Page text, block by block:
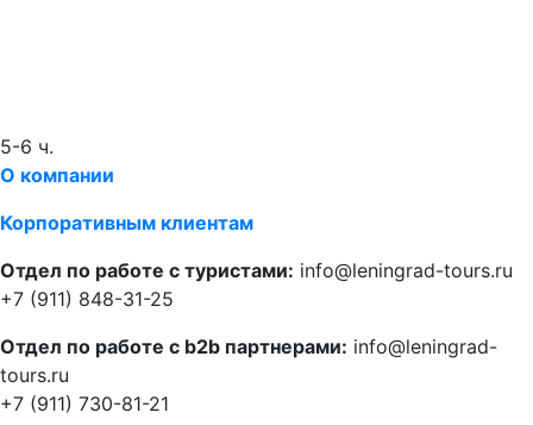
5-6 ч.
О компании
Корпоративным клиентам
Отдел по работе с туристами: info@leningrad-tours.ru
+7 (911) 848-31-25
Отдел по работе с b2b партнерами: info@leningrad-
tours.ru
+7 (911) 730-81-21